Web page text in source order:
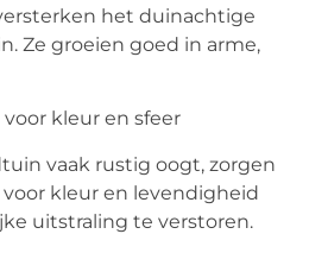
het duinachtige
Ze groeien goed in arme,
kleur en sfeer
vaak rustig oogt, zorgen
kleur en levendigheid
uitstraling te verstoren.